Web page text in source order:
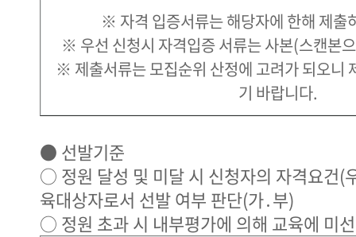
※ 자격 입증서류는 해당자에 한해 제출
※ 우선 신청시 자격입증 서류는 사본(스캔본
※ 제출서류는 모집순위 산정에 고려가 되오니
기 바랍니다.
● 선발기준
○ 정원 달성 및 미달 시 신청자의 자격요건(
육대상자로서 선발 여부 판단(가․부)
○ 정원 초과 시 내부평가에 의해 교육에 미